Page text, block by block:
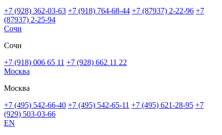
+7 (928) 362-03-63 +7 (918) 764-68-44 +7 (87937) 2-22-96 +7
(87937) 2-25-94
Сочи
Сочи
+7 (918) 006 65 11 +7 (928) 662 11 22
Москва
Москва
+7 (495) 542-66-40 +7 (495) 542-65-11 +7 (495) 621-28-95 +7
(929) 503-03-66
EN